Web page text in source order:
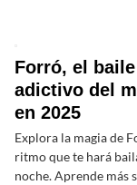
Forró, el
adictivo del
en 2025
Explora la magia de
ritmo que te hará
noche. Aprende más